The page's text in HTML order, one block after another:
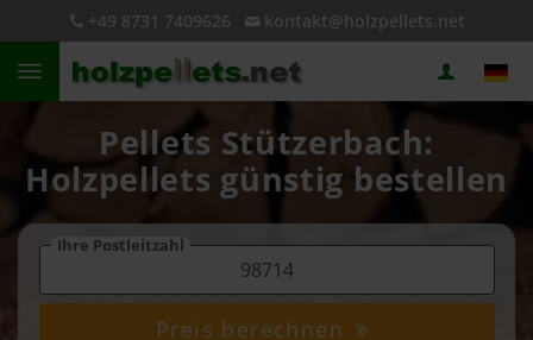
+49 8731 7409626 kontakt@holzpellets.net
Pellets Stützerbach:
Holzpellets günstig bestellen
Ihre Postleitzahl
Preis berechnen